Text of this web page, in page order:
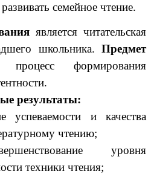
семейное чтение.
является читательская
школьника. Предмет
формирования
результаты:
успеваемости и качества
чтению;
уровня
техники чтения;